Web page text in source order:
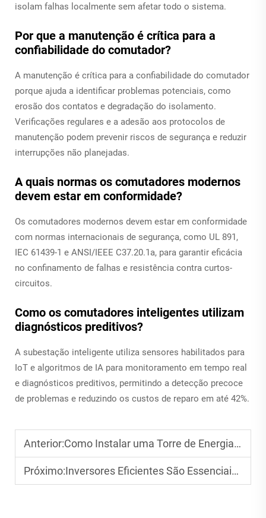
isolam falhas localmente sem afetar todo o sistema.
Por que a manutenção é crítica para a
confiabilidade do comutador?
A manutenção é crítica para a confiabilidade do comutador
porque ajuda a identificar problemas potenciais, como
erosão dos contatos e degradação do isolamento.
Verificações regulares e a adesão aos protocolos de
manutenção podem prevenir riscos de segurança e reduzir
interrupções não planejadas.
A quais normas os comutadores modernos
devem estar em conformidade?
Os comutadores modernos devem estar em conformidade
com normas internacionais de segurança, como UL 891,
IEC 61439-1 e ANSI/IEEE C37.20.1a, para garantir eficácia
no confinamento de falhas e resistência contra curtos-
circuitos.
Como os comutadores inteligentes utilizam
diagnósticos preditivos?
A subestação inteligente utiliza sensores habilitados para
IoT e algoritmos de IA para monitoramento em tempo real
e diagnósticos preditivos, permitindo a detecção precoce
de problemas e reduzindo os custos de reparo em até 42%.
Anterior:Como Instalar uma Torre de Energia com Segurança e Eficiência?
Próximo:Inversores Eficientes São Essenciais para Sistemas Fotovoltaicos